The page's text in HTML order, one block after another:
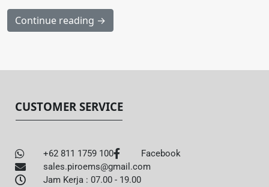
Continue reading →
CUSTOMER SERVICE
+62 811 1759 100
Facebook
sales.piroems@gmail.com
Jam Kerja : 07.00 - 19.00